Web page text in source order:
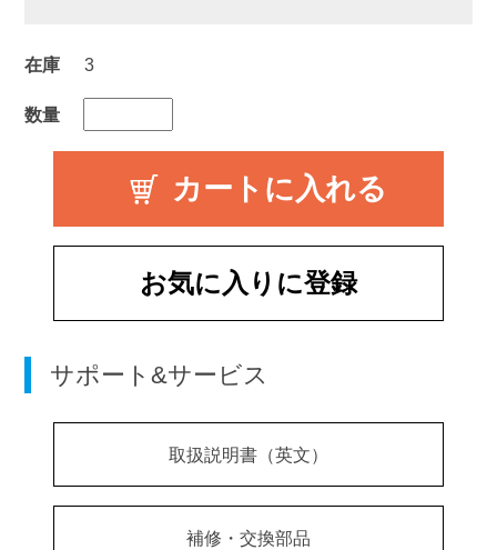
在庫 3
数量
お気に入りに登録
サポート&サービス
取扱説明書（英文）
補修・交換部品